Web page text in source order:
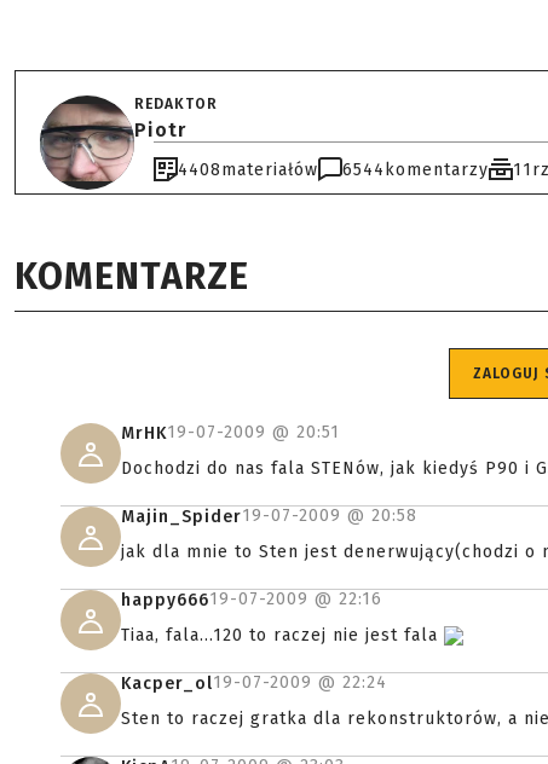
REDAKTOR
Piotr
4408materiałów 6544 komentarzy 11
KOMENTARZE
ZALOGUJ
MrHK19-07-2009 @ 20:51
Dochodzi do nas fala STENów, jak kiedyś P90 i
Majin_Spider19-07-2009 @ 20:58
jak dla mnie to Sten jest denerwujący(chodzi o
happy66619-07-2009 @ 22:16
Tiaa, fala...120 to raczej nie jest fala
Kacper_ol19-07-2009 @ 22:24
Sten to raczej gratka dla rekonstruktorów, a